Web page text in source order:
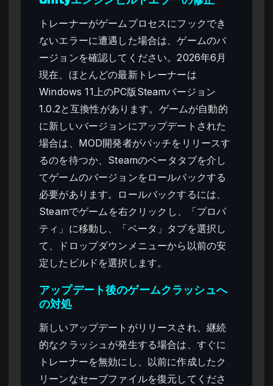
トレーナーがゲームプロセスにフックでき
ないエラーに遭遇した場合は、ゲームのバ
ージョンを確認してください。2026年6月
現在、ほとんどの最新トレーナーは
Windows 11上のPC版Steamバージョン
1.0.2と互換性があります。ゲームが自動的
に新しいバージョンにアップデートされた
場合は、MOD開発者がパッチをリリースす
るのを待つか、Steamのベータタブを介し
てゲームのバージョンをロールバックする
必要があります。ロールバックするには、
Steamでゲームを右クリックし、「プロパ
ティ」に移動し、「ベータ」タブを選択し
て、ドロップダウンメニューから以前の安
定したビルドを選択します。
アップデート後のゲームクラッシュへ
の対処
新しいアップデートがリリースされ、継続
的なクラッシュが発生する場合は、すぐに
トレーナーを無効にし、以前に作成したク
リーンなセーブファイルを復元してくださ